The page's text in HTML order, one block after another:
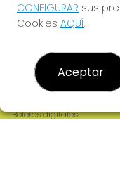
LOTERÍA MARTÍN
Resultados
Contacto
Empresas
Boletos digitales
CONFIGURAR sus
Cookies AQUÍ.
Aceptar